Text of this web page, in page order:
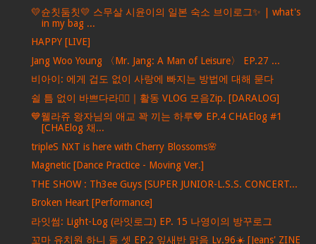
💛슌칫둠칫💛 스무살 시윤이의 일본 숙소 브이로그✨ | what's
in my bag ...
HAPPY [LIVE]
Jang Woo Young 〈Mr. Jang: A Man of Leisure〉 EP.27 ...
비아이: 에게 겁도 없이 사랑에 빠지는 방법에 대해 묻다
쉴 틈 없이 바쁘다라🏃‍♀｜활동 VLOG 모음Zip. [DARALOG]
💙웰라쥬 왕자님의 애교 꽉 끼는 하루💙 EP.4 CHAElog #1
[CHAElog 채...
tripleS NXT is here with Cherry Blossoms🌸
Magnetic [Dance Practice - Moving Ver.]
THE SHOW : Th3ee Guys [SUPER JUNIOR-L.S.S. CONCERT...
Broken Heart [Performance]
라잇썸: Light-Log (라잇로그) EP. 15 나영이의 방꾸로그
꼬마 유치원 하니 둘 셋 EP.2 잎새반 맑음 Lv.96☀️ [Jeans' ZINE